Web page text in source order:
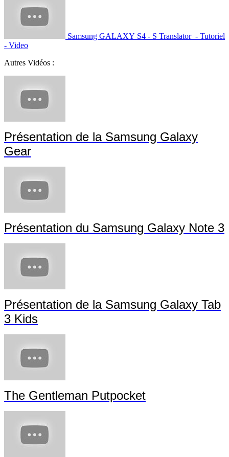
Samsung GALAXY S4 - S Translator - Tutoriel
- Video
Autres Vidéos :
Présentation de la Samsung Galaxy
Gear
Présentation du Samsung Galaxy Note 3
Présentation de la Samsung Galaxy Tab
3 Kids
The Gentleman Putpocket